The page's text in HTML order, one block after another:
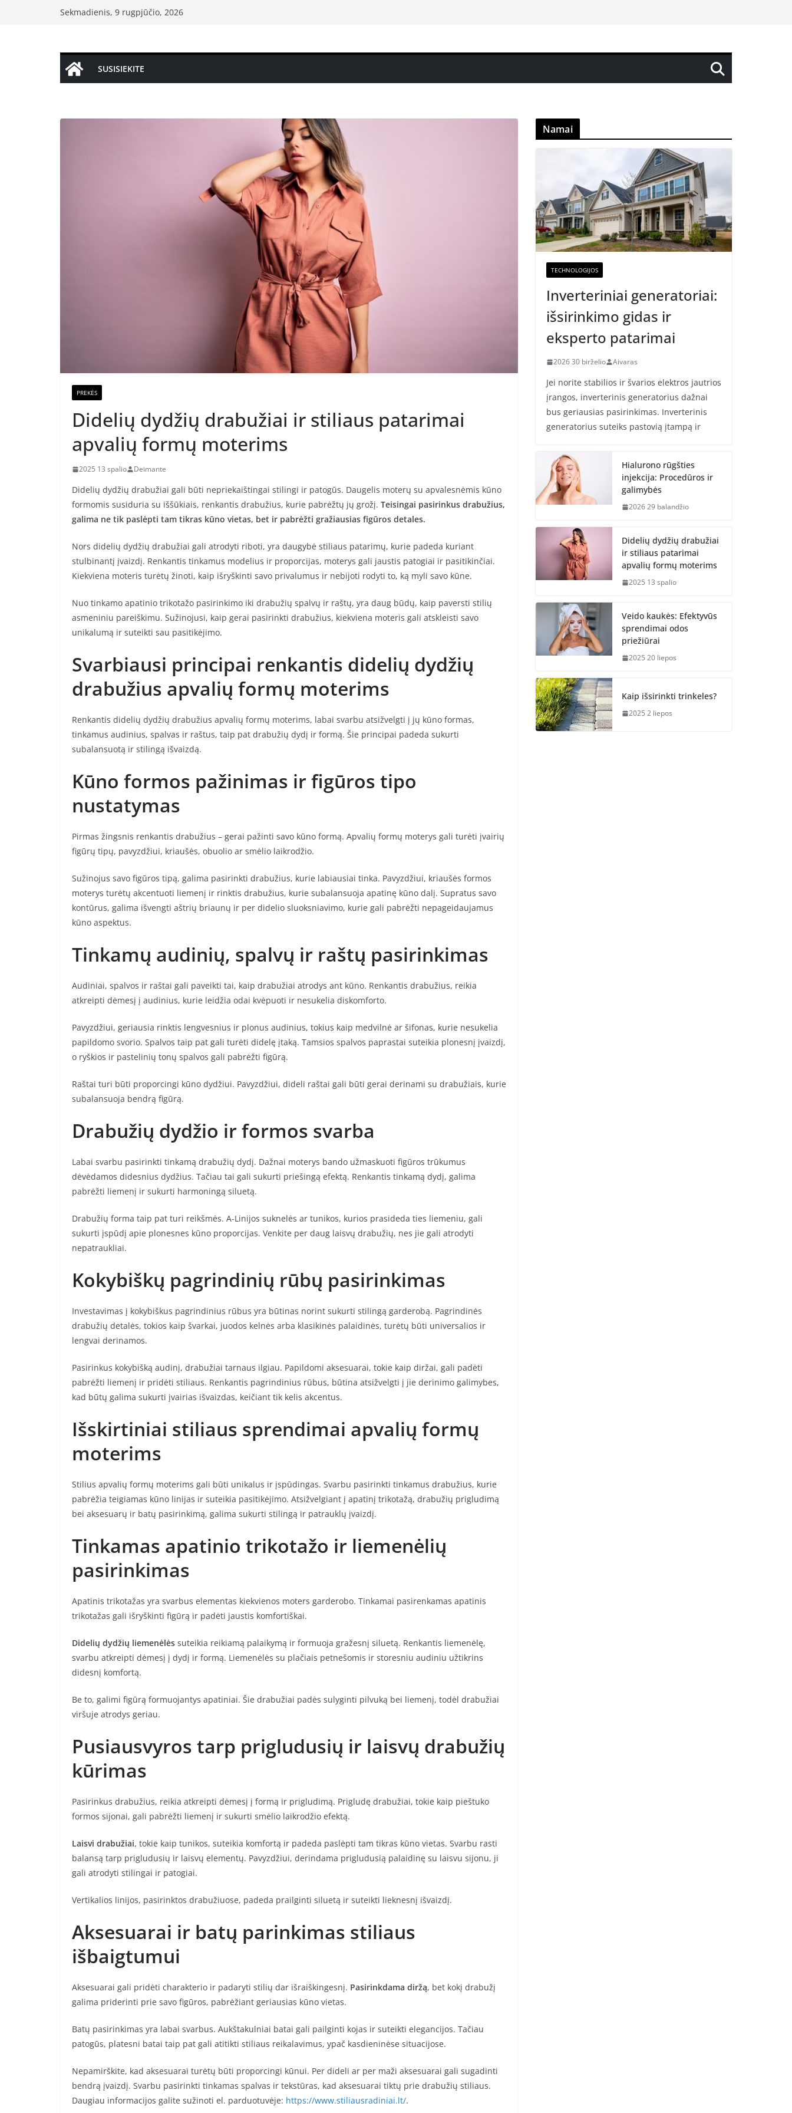
Sekmadienis, 9 rugpjūčio, 2026
SUSISIEKITE
PREKĖS
Didelių dydžių drabužiai ir stiliaus patarimai
apvalių formų moterims
2025 13 spalio Deimante
Didelių dydžių drabužiai gali būti nepriekaištingai stilingi ir patogūs. Daugelis moterų su apvalesnėmis kūno
formomis susiduria su iššūkiais, renkantis drabužius, kurie pabrėžtų jų grožį. Teisingai pasirinkus drabužius,
galima ne tik paslėpti tam tikras kūno vietas, bet ir pabrėžti gražiausias figūros detales.
Nors didelių dydžių drabužiai gali atrodyti riboti, yra daugybė stiliaus patarimų, kurie padeda kuriant
stulbinantį įvaizdį. Renkantis tinkamus modelius ir proporcijas, moterys gali jaustis patogiai ir pasitikinčiai.
Kiekviena moteris turėtų žinoti, kaip išryškinti savo privalumus ir nebijoti rodyti to, ką myli savo kūne.
Nuo tinkamo apatinio trikotažo pasirinkimo iki drabužių spalvų ir raštų, yra daug būdų, kaip paversti stilių
asmeniniu pareiškimu. Sužinojusi, kaip gerai pasirinkti drabužius, kiekviena moteris gali atskleisti savo
unikalumą ir suteikti sau pasitikėjimo.
Svarbiausi principai renkantis didelių dydžių
drabužius apvalių formų moterims
Renkantis didelių dydžių drabužius apvalių formų moterims, labai svarbu atsižvelgti į jų kūno formas,
tinkamus audinius, spalvas ir raštus, taip pat drabužių dydį ir formą. Šie principai padeda sukurti
subalansuotą ir stilingą išvaizdą.
Kūno formos pažinimas ir figūros tipo
nustatymas
Pirmas žingsnis renkantis drabužius – gerai pažinti savo kūno formą. Apvalių formų moterys gali turėti įvairių
figūrų tipų, pavyzdžiui, kriaušės, obuolio ar smėlio laikrodžio.
Sužinojus savo figūros tipą, galima pasirinkti drabužius, kurie labiausiai tinka. Pavyzdžiui, kriaušės formos
moterys turėtų akcentuoti liemenį ir rinktis drabužius, kurie subalansuoja apatinę kūno dalį. Supratus savo
kontūrus, galima išvengti aštrių briaunų ir per didelio sluoksniavimo, kurie gali pabrėžti nepageidaujamus
kūno aspektus.
Tinkamų audinių, spalvų ir raštų pasirinkimas
Audiniai, spalvos ir raštai gali paveikti tai, kaip drabužiai atrodys ant kūno. Renkantis drabužius, reikia
atkreipti dėmesį į audinius, kurie leidžia odai kvėpuoti ir nesukelia diskomforto.
Pavyzdžiui, geriausia rinktis lengvesnius ir plonus audinius, tokius kaip medvilnė ar šifonas, kurie nesukelia
papildomo svorio. Spalvos taip pat gali turėti didelę įtaką. Tamsios spalvos paprastai suteikia plonesnį įvaizdį,
o ryškios ir pastelinių tonų spalvos gali pabrėžti figūrą.
Raštai turi būti proporcingi kūno dydžiui. Pavyzdžiui, dideli raštai gali būti gerai derinami su drabužiais, kurie
subalansuoja bendrą figūrą.
Drabužių dydžio ir formos svarba
Labai svarbu pasirinkti tinkamą drabužių dydį. Dažnai moterys bando užmaskuoti figūros trūkumus
dėvėdamos didesnius dydžius. Tačiau tai gali sukurti priešingą efektą. Renkantis tinkamą dydį, galima
pabrėžti liemenį ir sukurti harmoningą siluetą.
Drabužių forma taip pat turi reikšmės. A-Linijos suknelės ar tunikos, kurios prasideda ties liemeniu, gali
sukurti įspūdį apie plonesnes kūno proporcijas. Venkite per daug laisvų drabužių, nes jie gali atrodyti
nepatraukliai.
Kokybiškų pagrindinių rūbų pasirinkimas
Investavimas į kokybiškus pagrindinius rūbus yra būtinas norint sukurti stilingą garderobą. Pagrindinės
drabužių detalės, tokios kaip švarkai, juodos kelnės arba klasikinės palaidinės, turėtų būti universalios ir
lengvai derinamos.
Pasirinkus kokybišką audinį, drabužiai tarnaus ilgiau. Papildomi aksesuarai, tokie kaip diržai, gali padėti
pabrėžti liemenį ir pridėti stiliaus. Renkantis pagrindinius rūbus, būtina atsižvelgti į jie derinimo galimybes,
kad būtų galima sukurti įvairias išvaizdas, keičiant tik kelis akcentus.
Išskirtiniai stiliaus sprendimai apvalių formų
moterims
Stilius apvalių formų moterims gali būti unikalus ir įspūdingas. Svarbu pasirinkti tinkamus drabužius, kurie
pabrėžia teigiamas kūno linijas ir suteikia pasitikėjimo. Atsižvelgiant į apatinį trikotažą, drabužių prigludimą
bei aksesuarų ir batų pasirinkimą, galima sukurti stilingą ir patrauklų įvaizdį.
Tinkamas apatinio trikotažo ir liemenėlių
pasirinkimas
Apatinis trikotažas yra svarbus elementas kiekvienos moters garderobo. Tinkamai pasirenkamas apatinis
trikotažas gali išryškinti figūrą ir padėti jaustis komfortiškai.
Didelių dydžių liemenėlės suteikia reikiamą palaikymą ir formuoja gražesnį siluetą. Renkantis liemenėlę,
svarbu atkreipti dėmesį į dydį ir formą. Liemenėlės su plačiais petnešomis ir storesniu audiniu užtikrins
didesnį komfortą.
Be to, galimi figūrą formuojantys apatiniai. Šie drabužiai padės sulyginti pilvuką bei liemenį, todėl drabužiai
viršuje atrodys geriau.
Pusiausvyros tarp prigludusių ir laisvų drabužių
kūrimas
Pasirinkus drabužius, reikia atkreipti dėmesį į formą ir prigludimą. Prigludę drabužiai, tokie kaip pieštuko
formos sijonai, gali pabrėžti liemenį ir sukurti smėlio laikrodžio efektą.
Laisvi drabužiai, tokie kaip tunikos, suteikia komfortą ir padeda paslėpti tam tikras kūno vietas. Svarbu rasti
balansą tarp prigludusių ir laisvų elementų. Pavyzdžiui, derindama prigludusią palaidinę su laisvu sijonu, ji
gali atrodyti stilingai ir patogiai.
Vertikalios linijos, pasirinktos drabužiuose, padeda prailginti siluetą ir suteikti lieknesnį išvaizdį.
Aksesuarai ir batų parinkimas stiliaus
išbaigtumui
Aksesuarai gali pridėti charakterio ir padaryti stilių dar išraiškingesnį. Pasirinkdama diržą, bet kokį drabužį
galima priderinti prie savo figūros, pabrėžiant geriausias kūno vietas.
Batų pasirinkimas yra labai svarbus. Aukštakulniai batai gali pailginti kojas ir suteikti elegancijos. Tačiau
patogūs, platesni batai taip pat gali atitikti stiliaus reikalavimus, ypač kasdieninėse situacijose.
Nepamirškite, kad aksesuarai turėtų būti proporcingi kūnui. Per dideli ar per maži aksesuarai gali sugadinti
bendrą įvaizdį. Svarbu pasirinkti tinkamas spalvas ir tekstūras, kad aksesuarai tiktų prie drabužių stiliaus.
Daugiau informacijos galite sužinoti el. parduotuvėje: https://www.stiliausradiniai.lt/.
Namai
TECHNOLOGIJOS
Inverteriniai generatoriai:
išsirinkimo gidas ir
eksperto patarimai
2026 30 birželio Aivaras
Jei norite stabilios ir švarios elektros jautrios
įrangos, inverterinis generatorius dažnai
bus geriausias pasirinkimas. Inverterinis
generatorius suteiks pastovią įtampą ir
Hialurono rūgšties
injekcija: Procedūros ir
galimybės
2026 29 balandžio
Didelių dydžių drabužiai
ir stiliaus patarimai
apvalių formų moterims
2025 13 spalio
Veido kaukės: Efektyvūs
sprendimai odos
priežiūrai
2025 20 liepos
Kaip išsirinkti trinkeles?
2025 2 liepos